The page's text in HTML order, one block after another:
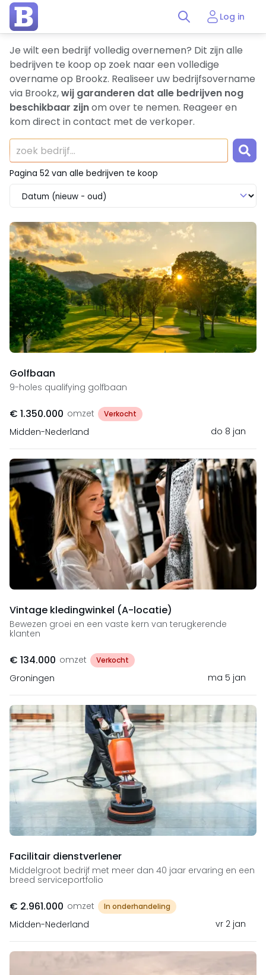
Log in
Je wilt een bedrijf volledig overnemen? Dit zijn alle
bedrijven te koop op zoek naar een volledige
overname op Brookz. Realiseer uw bedrijfsovername
via Brookz,wij garanderen dat alle bedrijven nog
beschikbaar zijnom over te nemen. Reageer en
kom direct in contact met de verkoper.
Pagina 52 van alle bedrijven te koop
Golfbaan
9-holes qualifying golfbaan
€ 1.350.000 omzet Verkocht
Midden-Nederland do 8 jan
Vintage kledingwinkel (A-locatie)
Bewezen groei en een vaste kern van terugkerende
klanten
€ 134.000 omzet Verkocht
Groningen ma 5 jan
Facilitair dienstverlener
Middelgroot bedrijf met meer dan 40 jaar ervaring en een
breed serviceportfolio
€ 2.961.000 omzet In onderhandeling
Midden-Nederland vr 2 jan